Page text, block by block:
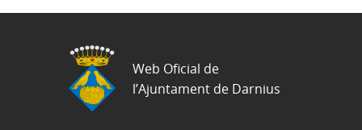
Web Oficial de
l’Ajuntament de Darnius